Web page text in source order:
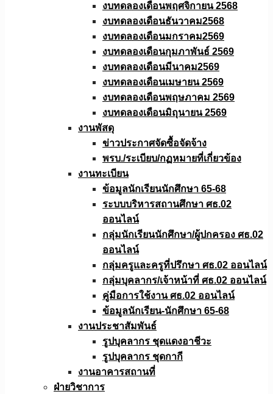
งบทดลองเดือนพฤศจิกายน 2568
งบทดลองเดือนธันวาคม2568
งบทดลองเดือนมกราคม2569
งบทดลองเดือนกุมภาพันธ์ 2569
งบทดลองเดือนมีนาคม2569
งบทดลองเดือนเมษายน 2569
งบทดลองเดือนพฤษภาคม 2569
งบทดลองเดือนมิถุนายน 2569
งานพัสดุ
ข่าวประกาศจัดซื้อจัดจ้าง
พรบ./ระเบียบ/กฏหมายที่เกี่ยวข้อง
งานทะเบียน
ข้อมูลนักเรียนนักศึกษา 65-68
ระบบบริหารสถานศึกษา ศธ.02
ออนไลน์
กลุ่มนักเรียนนักศึกษา/ผู้ปกครอง ศธ.02
ออนไลน์
กลุ่มครูและครูที่ปรึกษา ศธ.02 ออนไลน์
กลุ่มบุคลากร/เจ้าหน้าที่ ศธ.02 ออนไลน์
คู่มือการใช้งาน ศธ.02 ออนไลน์
ข้อมูลนักเรียน-นักศึกษา 65-68
งานประชาสัมพันธ์
รูปบุคลากร ชุดแดงอาชีวะ
รูปบุคลากร ชุดกากี
งานอาคารสถานที่
ฝ่ายวิชาการ